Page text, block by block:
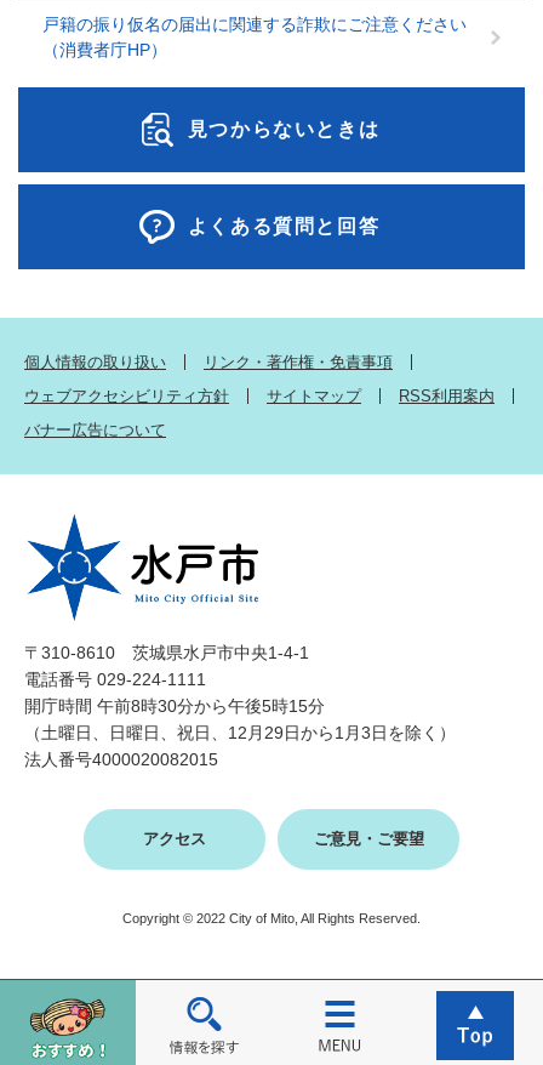
戸籍の振り仮名の届出に関連する詐欺にご注意ください
（消費者庁HP）
見つからないときは
よくある質問と回答
個人情報の取り扱い
リンク・著作権・免責事項
ウェブアクセシビリティ方針
サイトマップ
RSS利用案内
バナー広告について
〒310-8610 茨城県水戸市中央1-4-1
電話番号 029-224-1111
開庁時間 午前8時30分から午後5時15分
（土曜日、日曜日、祝日、12月29日から1月3日を除く）
法人番号4000020082015
アクセス ご意見・ご要望
Copyright © 2022 City of Mito, All Rights Reserved.